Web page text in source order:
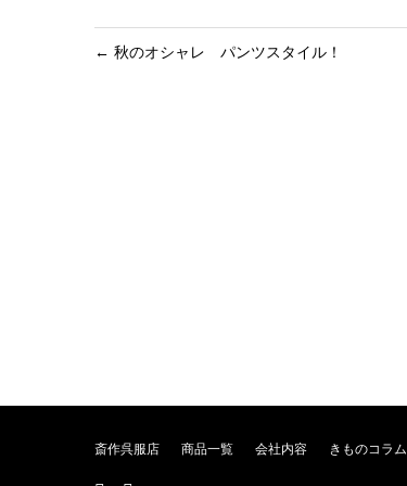
← 秋のオシャレ パンツスタイル！
斎作呉服店 商品一覧 会社内容 きものコラム